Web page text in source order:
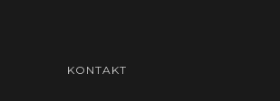
KONTAKT